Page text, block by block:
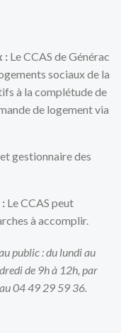
: Le CCAS de Générac
sociaux de la
à la complétude de
de logement via
gestionnaire des
Le CCAS peut
à accomplir.
public : du lundi au
de 9h à 12h, par
04 49 29 59 36.